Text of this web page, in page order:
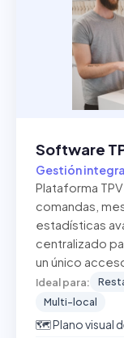
Software
Gestión
Plataforma
comandas,
estadísticas
centralizado
un único
Ideal para:
Multi-local
🗺️ Plano visual